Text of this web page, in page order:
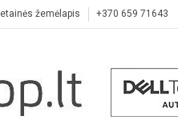
žemėlapis +370 659 71643